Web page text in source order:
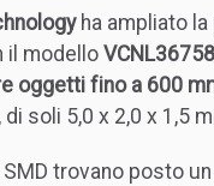
ha ampliato
il modelloVCNL36758
oggetti fino a 600
soli 5,0 x 2,0 x 1,5
trovano posto